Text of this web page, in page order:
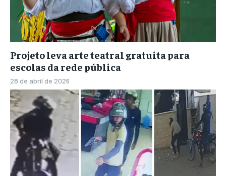
Projeto leva arte teatral gratuita para
escolas da rede pública
28 de abril de 2026